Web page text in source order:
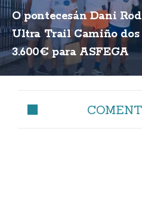
O pontecesán Dani
Ultra Trail Camiño dos
3.600€ para ASFEGA